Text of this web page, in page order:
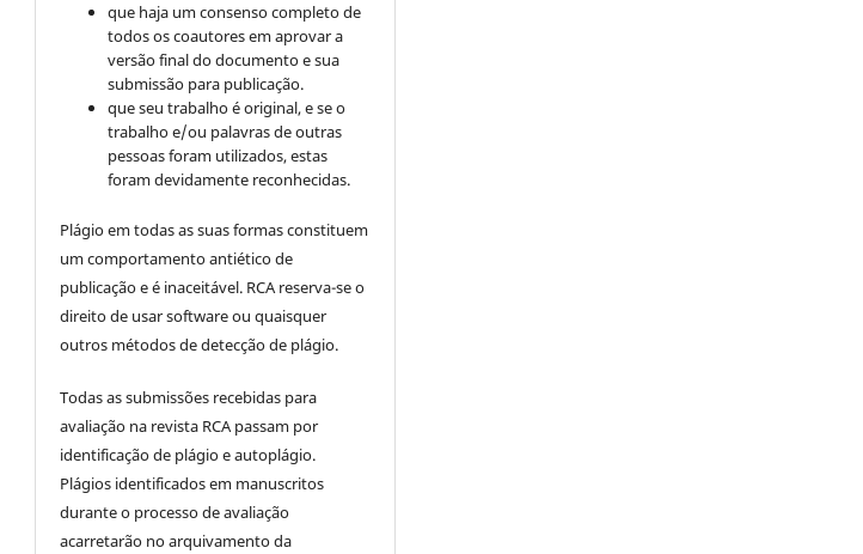
que haja um consenso completo de
todos os coautores em aprovar a
versão final do documento e sua
submissão para publicação.
que seu trabalho é original, e se o
trabalho e/ou palavras de outras
pessoas foram utilizados, estas
foram devidamente reconhecidas.
Plágio em todas as suas formas constituem
um comportamento antiético de
publicação e é inaceitável. RCA reserva-se o
direito de usar software ou quaisquer
outros métodos de detecção de plágio.
Todas as submissões recebidas para
avaliação na revista RCA passam por
identificação de plágio e autoplágio.
Plágios identificados em manuscritos
durante o processo de avaliação
acarretarão no arquivamento da